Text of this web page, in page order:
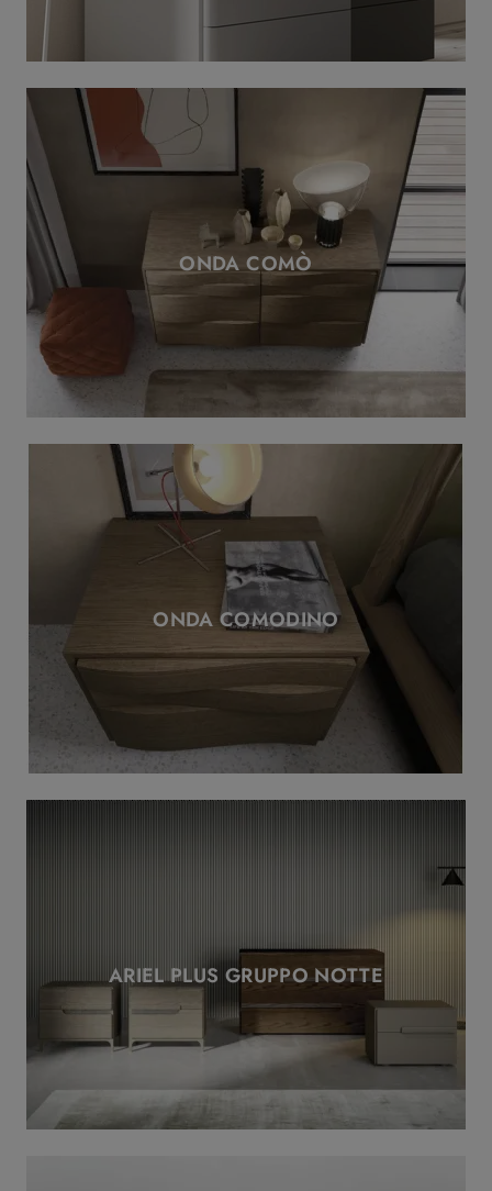
ONDA COMÒ
ONDA COMODINO
ARIEL PLUS GRUPPO NOTTE